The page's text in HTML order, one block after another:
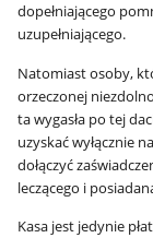
dopełniającego
uzupełniającego.
Natomiast osoby,
orzeczonej
ta wygasła po tej
uzyskać wyłącznie
dołączyć
leczącego i
Kasa jest jedynie